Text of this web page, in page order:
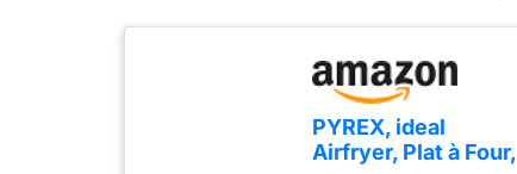
PYREX, ideal
Airfryer, Plat à Four,